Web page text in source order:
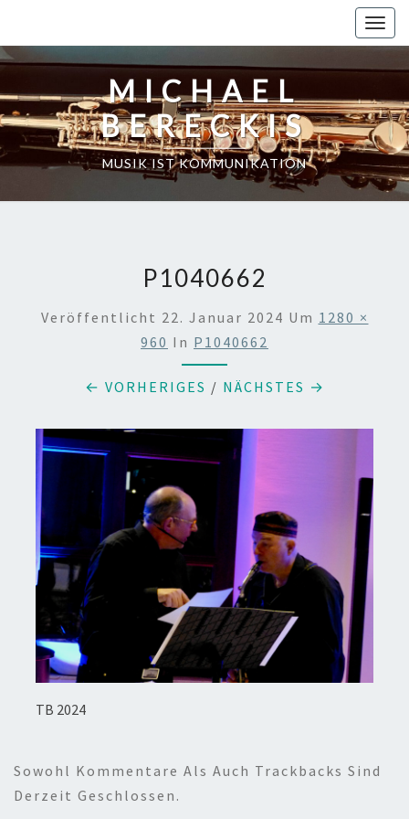
content
MICHAEL
BERECKIS
MUSIK IST KOMMUNIKATION
P1040662
Veröffentlicht 22. Januar 2024 Um 1280 ×
960 In P1040662
← VORHERIGES / NÄCHSTES →
TB 2024
Sowohl Kommentare Als Auch Trackbacks Sind
Derzeit Geschlossen.